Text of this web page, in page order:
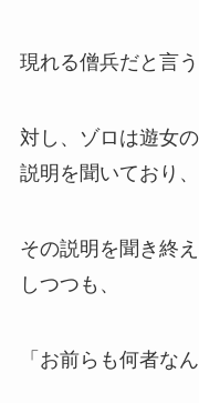
現れる僧兵だと言う
対し、ゾロは遊女
説明を聞いており、
その説明を聞き終
しつつも、
「お前らも何者な